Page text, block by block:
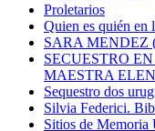
Proletarios
Quien es quién en
SARA MENDEZ
SECUESTRO
MAESTRA
Sequestro dos
Silvia Federici.
Sitios de